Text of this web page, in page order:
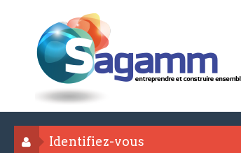
Identifiez-vous